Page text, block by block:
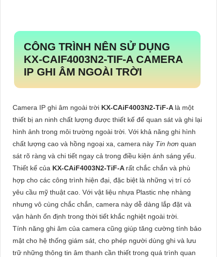
CÔNG TRÌNH NÊN SỬ DỤNG
KX-CAIF4003N2-TIF-A CAMERA
IP GHI ÂM NGOÀI TRỜI
Camera IP ghi âm ngoài trời KX-CAiF4003N2-TiF-A là một
thiết bị an ninh chất lượng được thiết kế để quan sát và ghi lại
hình ảnh trong môi trường ngoài trời. Với khả năng ghi hình
chất lượng cao và hồng ngoại xa, camera này Tin hơn quan
sát rõ ràng và chi tiết ngay cả trong điều kiện ánh sáng yếu.
Thiết kế của KX-CAiF4003N2-TiF-A rất chắc chắn và phù
hợp cho các công trình hiện đại, đặc biệt là những vị trí có
yêu cầu mỹ thuật cao. Với vật liệu nhựa Plastic nhẹ nhàng
nhưng vô cùng chắc chắn, camera này dễ dàng lắp đặt và
vận hành ổn định trong thời tiết khắc nghiệt ngoài trời.
Tính năng ghi âm của camera cũng giúp tăng cường tính bảo
mật cho hệ thống giám sát, cho phép người dùng ghi và lưu
trữ những thông tin âm thanh cần thiết trong quá trình quan